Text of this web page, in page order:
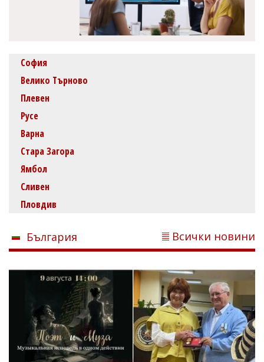
София
Велико Търново
Плевен
Русе
Варна
Стара Загора
Ямбол
Сливен
Пловдив
България Всички новини